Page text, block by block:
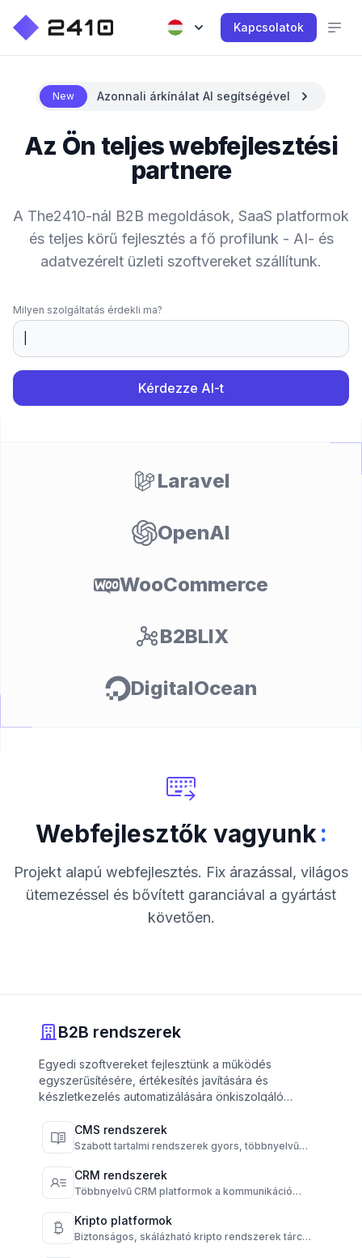
Kapcsolatok
New Azonnali árkínálat AI segítségével
Az Ön teljes webfejlesztési
partnere
A The2410-nál B2B megoldások, SaaS platformok
és teljes körű fejlesztés a fő profilunk - AI- és
adatvezérelt üzleti szoftvereket szállítunk.
Milyen szolgáltatás érdekli ma?
Kérdezze AI-t
Laravel
OpenAI
WooCommerce
B2BLIX
DigitalOcean
Webfejlesztők vagyunk:
Projekt alapú webfejlesztés. Fix árazással, világos
ütemezéssel és bővített garanciával a gyártást
követően.
B2B rendszerek
Egyedi szoftvereket fejlesztünk a működés
egyszerűsítésére, értékesítés javítására és
készletkezelés automatizálására önkiszolgáló
CMS rendszerek
Szabott tartalmi rendszerek gyors, többnyelvű
CRM rendszerek
Többnyelvű CRM platformok a kommunikáció
automatizálására.
Kripto platformok
Biztonságos, skálázható kripto rendszerek tárca,